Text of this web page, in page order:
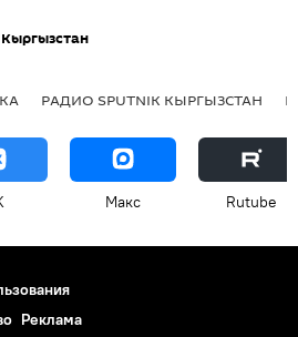
Кыргызстан
РАДИО SPUTNIK КЫРГЫЗСТАН
Макс Rutube
Реклама